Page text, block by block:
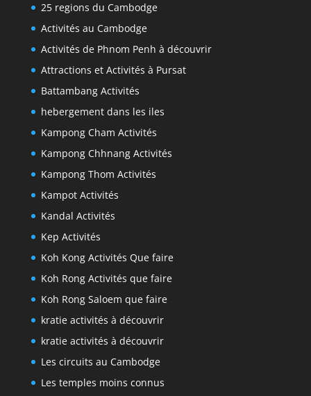
25 regions du Cambodge
Activités au Cambodge
Activités de Phnom Penh à découvrir
Attractions et Activités à Pursat
Battambang Activités
hebergement dans les iles
Kampong Cham Activités
Kampong Chhnang Activités
Kampong Thom Activités
Kampot Activités
Kandal Activités
Kep Activités
Koh Kong Activités Que faire
Koh Rong Activités que faire
Koh Rong Saloem que faire
kratie activités à découvrir
kratie activités à découvrir
Les circuits au Cambodge
Les temples moins connus